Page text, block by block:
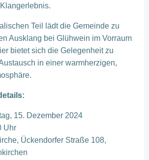
Teil lädt die Gemeinde zu
Ausklang bei Glühwein im Vorraum
bietet sich die Gelegenheit zu
in einer warmherzigen,
15. Dezember 2024
Uhr
Ückendorfer Straße 108,